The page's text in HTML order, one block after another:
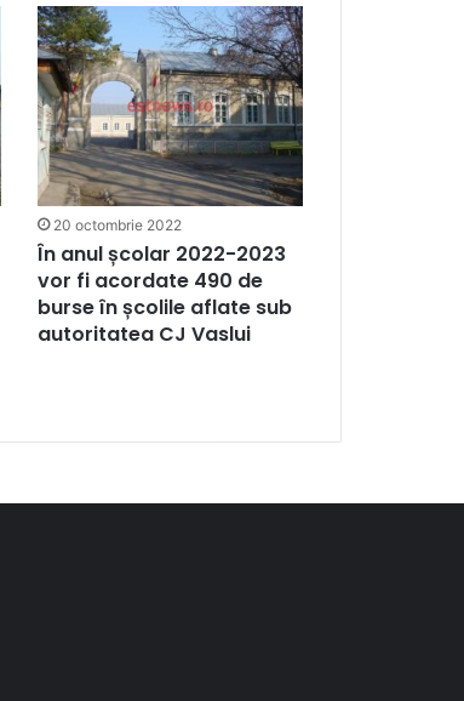
20 octombrie 2022
În anul școlar 2022-2023
vor fi acordate 490 de
burse în școlile aflate sub
autoritatea CJ Vaslui